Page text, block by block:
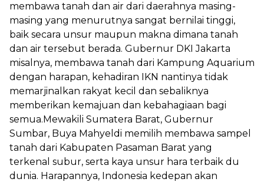
membawa tanah dan air dari daerahnya masing-
masing yang menurutnya sangat bernilai tinggi,
baik secara unsur maupun makna dimana tanah
dan air tersebut berada. Gubernur DKI Jakarta
misalnya, membawa tanah dari Kampung Aquarium
dengan harapan, kehadiran IKN nantinya tidak
memarjinalkan rakyat kecil dan sebaliknya
memberikan kemajuan dan kebahagiaan bagi
semua.Mewakili Sumatera Barat, Gubernur
Sumbar, Buya Mahyeldi memilih membawa sampel
tanah dari Kabupaten Pasaman Barat yang
terkenal subur, serta kaya unsur hara terbaik du
dunia. Harapannya, Indonesia kedepan akan